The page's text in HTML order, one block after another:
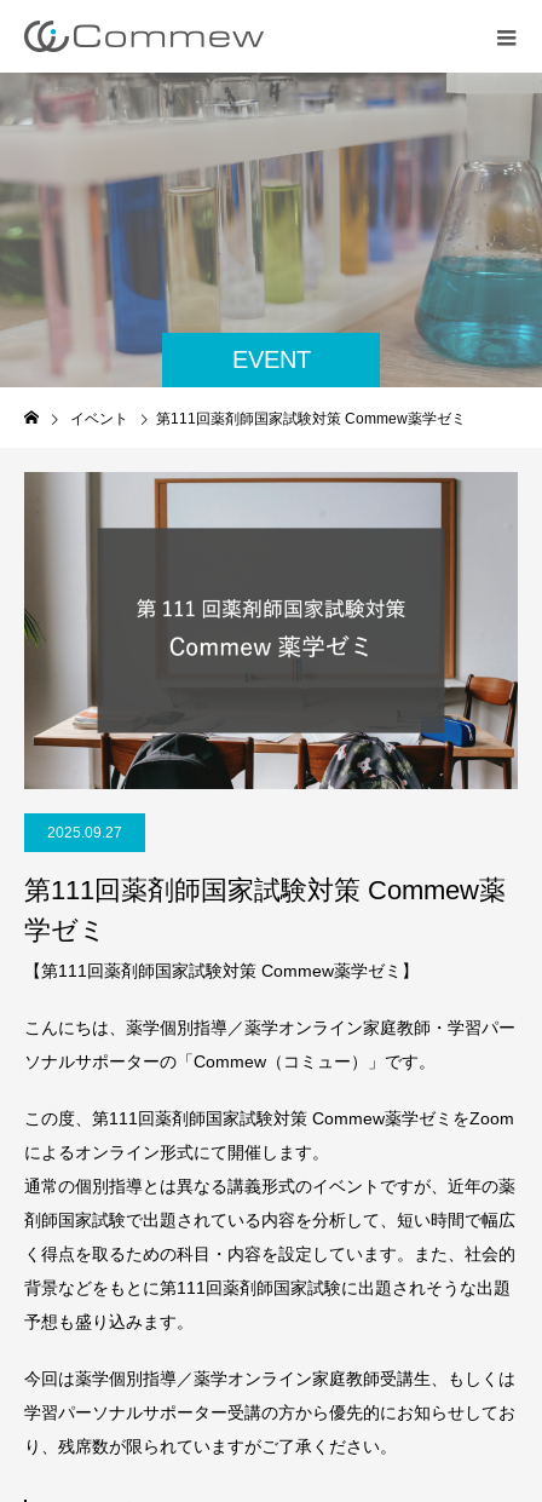
EVENT
イベント 第111回薬剤師国家試験対策 Commew薬学ゼミ
2025.09.27
第111回薬剤師国家試験対策 Commew薬
学ゼミ
【第111回薬剤師国家試験対策 Commew薬学ゼミ】
こんにちは、薬学個別指導／薬学オンライン家庭教師・学習パー
ソナルサポーターの「Commew（コミュー）」です。
この度、第111回薬剤師国家試験対策 Commew薬学ゼミをZoom
によるオンライン形式にて開催します。
通常の個別指導とは異なる講義形式のイベントですが、近年の薬
剤師国家試験で出題されている内容を分析して、短い時間で幅広
く得点を取るための科目・内容を設定しています。また、社会的
背景などをもとに第111回薬剤師国家試験に出題されそうな出題
予想も盛り込みます。
今回は薬学個別指導／薬学オンライン家庭教師受講生、もしくは
学習パーソナルサポーター受講の方から優先的にお知らせしてお
り、残席数が限られていますがご了承ください。